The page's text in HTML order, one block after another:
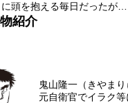
頭を抱える毎日だったが
紹介
鬼山隆一（きやまり
元自衛官でイラク等